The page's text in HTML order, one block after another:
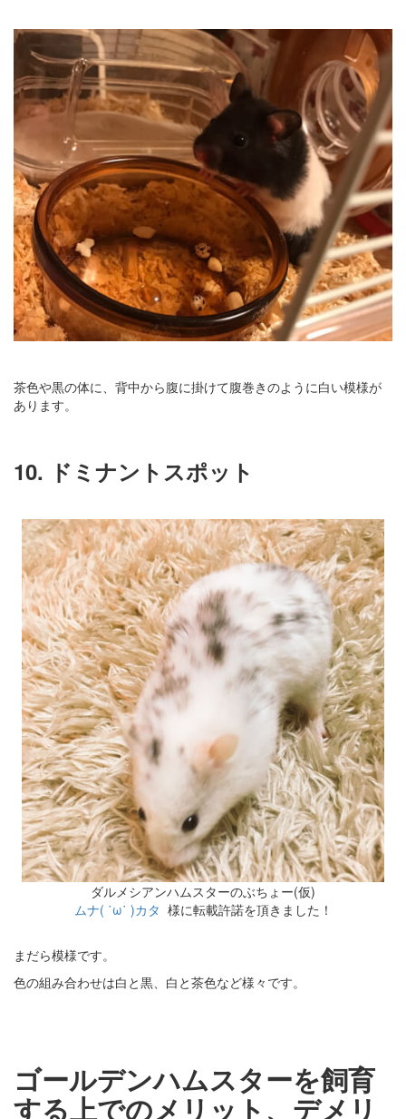
茶色や黒の体に、背中から腹に掛けて腹巻きのように白い模様が
あります。
10. ドミナントスポット
ダルメシアンハムスターのぶちょー(仮)
ムナ( ˙ω˙ )カタ 様に転載許諾を頂きました！
まだら模様です。
色の組み合わせは白と黒、白と茶色など様々です。
ゴールデンハムスターを飼育
する上でのメリット、デメリ